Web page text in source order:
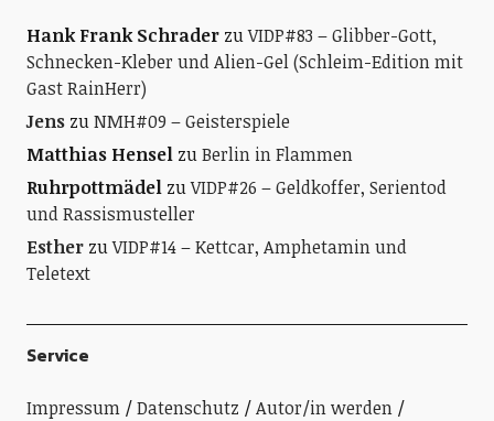
Hank Frank SchraderzuVIDP#83 – Glibber-Gott,
Schnecken-Kleber und Alien-Gel (Schleim-Edition mit
Gast RainHerr)
JenszuNMH#09 – Geisterspiele
Matthias HenselzuBerlin in Flammen
RuhrpottmädelzuVIDP#26 – Geldkoffer, Serientod
und Rassismusteller
EstherzuVIDP#14 – Kettcar, Amphetamin und
Teletext
Service
Impressum Datenschutz
Autor/in werden